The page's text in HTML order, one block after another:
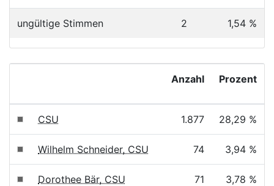
ungültige Stimmen 2 1,54 %
Anzahl Prozent
CSU 1.877 28,29 %
Wilhelm Schneider, CSU 74 3,94 %
Dorothee Bär, CSU 71 3,78 %